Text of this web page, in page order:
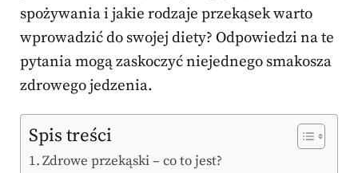
spożywania i jakie rodzaje przekąsek warto
wprowadzić do swojej diety? Odpowiedzi na te
pytania mogą zaskoczyć niejednego smakosza
zdrowego jedzenia.
Spis treści
Zdrowe przekąski – co to jest?